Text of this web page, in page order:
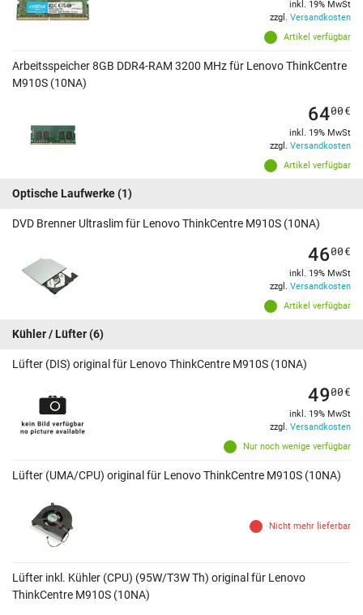
Artikel verfügbar
inkl. 19% MwSt
zzgl. Versandkosten
Arbeitsspeicher 8GB DDR4-RAM 3200 MHz für Lenovo ThinkCentre
M910S (10NA)
Artikel verfügbar
6400€
inkl. 19% MwSt
zzgl. Versandkosten
Optische Laufwerke(1)
DVD Brenner Ultraslim für Lenovo ThinkCentre M910S (10NA)
Artikel verfügbar
4600€
inkl. 19% MwSt
zzgl. Versandkosten
Kühler / Lüfter(6)
Lüfter (DIS) original für Lenovo ThinkCentre M910S (10NA)
Nur noch wenige verfügbar
4900€
inkl. 19% MwSt
zzgl. Versandkosten
Lüfter (UMA/CPU) original für Lenovo ThinkCentre M910S (10NA)
Nicht mehr lieferbar
Lüfter inkl. Kühler (CPU) (95W/T3W Th) original für Lenovo
ThinkCentre M910S (10NA)